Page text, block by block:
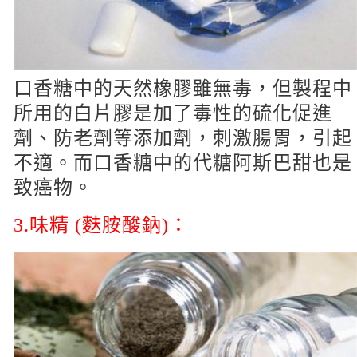
口香糖中的天然橡膠雖無毒，但製程中
所用的白片膠是加了毒性的硫化促進
劑、防老劑等添加劑，刺激腸胃，引起
不適。而口香糖中的代糖阿斯巴甜也是
致癌物。
3.味精 (麩胺酸鈉)：